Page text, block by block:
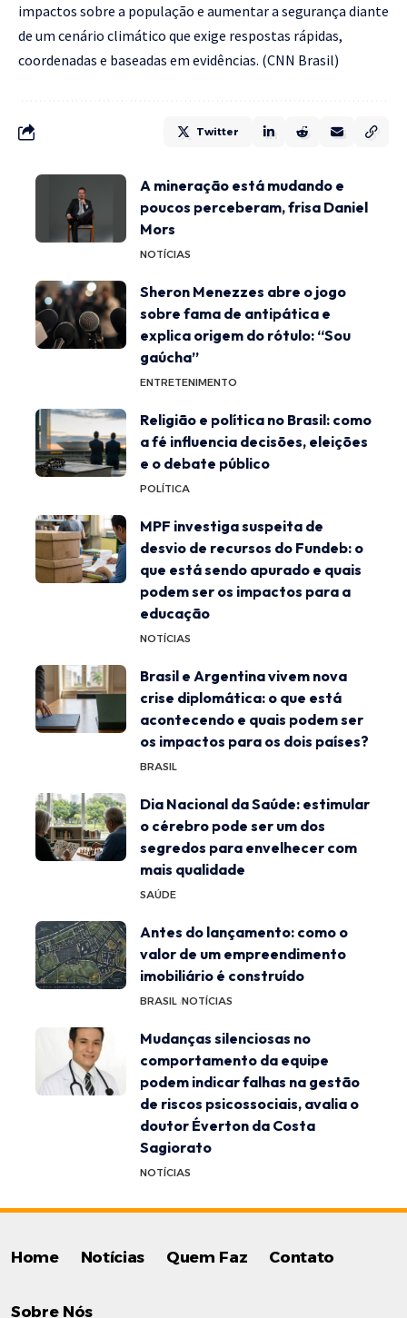
impactos sobre a população e aumentar a segurança diante
de um cenário climático que exige respostas rápidas,
coordenadas e baseadas em evidências. (CNN Brasil)
Twitter
A mineração está mudando e
poucos perceberam, frisa Daniel
Mors
NOTÍCIAS
Sheron Menezzes abre o jogo
sobre fama de antipática e
explica origem do rótulo: “Sou
gaúcha”
ENTRETENIMENTO
Religião e política no Brasil: como
a fé influencia decisões, eleições
e o debate público
POLÍTICA
MPF investiga suspeita de
desvio de recursos do Fundeb: o
que está sendo apurado e quais
podem ser os impactos para a
educação
NOTÍCIAS
Brasil e Argentina vivem nova
crise diplomática: o que está
acontecendo e quais podem ser
os impactos para os dois países?
BRASIL
Dia Nacional da Saúde: estimular
o cérebro pode ser um dos
segredos para envelhecer com
mais qualidade
SAÚDE
Antes do lançamento: como o
valor de um empreendimento
imobiliário é construído
BRASIL NOTÍCIAS
Mudanças silenciosas no
comportamento da equipe
podem indicar falhas na gestão
de riscos psicossociais, avalia o
doutor Éverton da Costa
Sagiorato
NOTÍCIAS
Home Notícias Quem Faz Contato
Sobre Nós